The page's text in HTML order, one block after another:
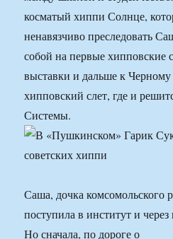
косматый хиппи Солнце,
ненавязчиво преследовать
собой на первые
выставки и дальше к
хипповский слет, где и
Системы.
Саша, дочка комсомольского
поступила в институт и через
Но сначала, по дороге о